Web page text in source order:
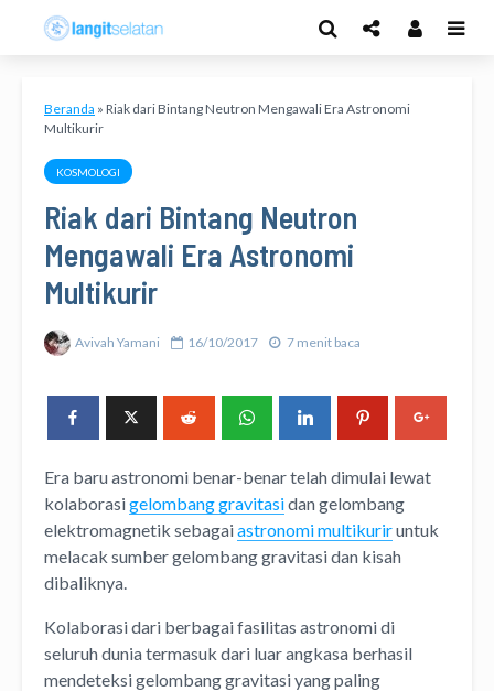
Beranda » Riak dari Bintang Neutron Mengawali Era Astronomi
Multikurir
KOSMOLOGI
Riak dari Bintang Neutron
Mengawali Era Astronomi
Multikurir
Avivah Yamani 16/10/2017 7 menit baca
Era baru astronomi benar-benar telah dimulai lewat
kolaborasigelombang gravitasidan gelombang
elektromagnetik sebagaiastronomi multikuriruntuk
melacak sumber gelombang gravitasi dan kisah
dibaliknya.
Kolaborasi dari berbagai fasilitas astronomi di
seluruh dunia termasuk dari luar angkasa berhasil
mendeteksi gelombang gravitasi yang paling